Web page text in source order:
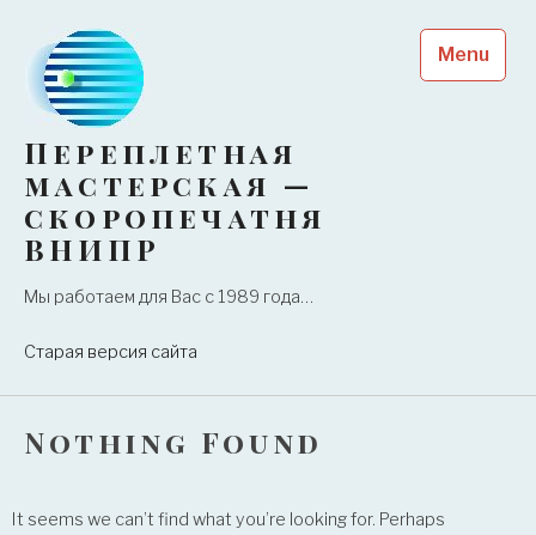
content
Переплетная
мастерская —
скоропечатня
ВНИПР
Мы работаем для Вас с 1989 года…
Старая версия сайта
Menu
Nothing Found
It seems we can’t find what you’re looking for. Perhaps